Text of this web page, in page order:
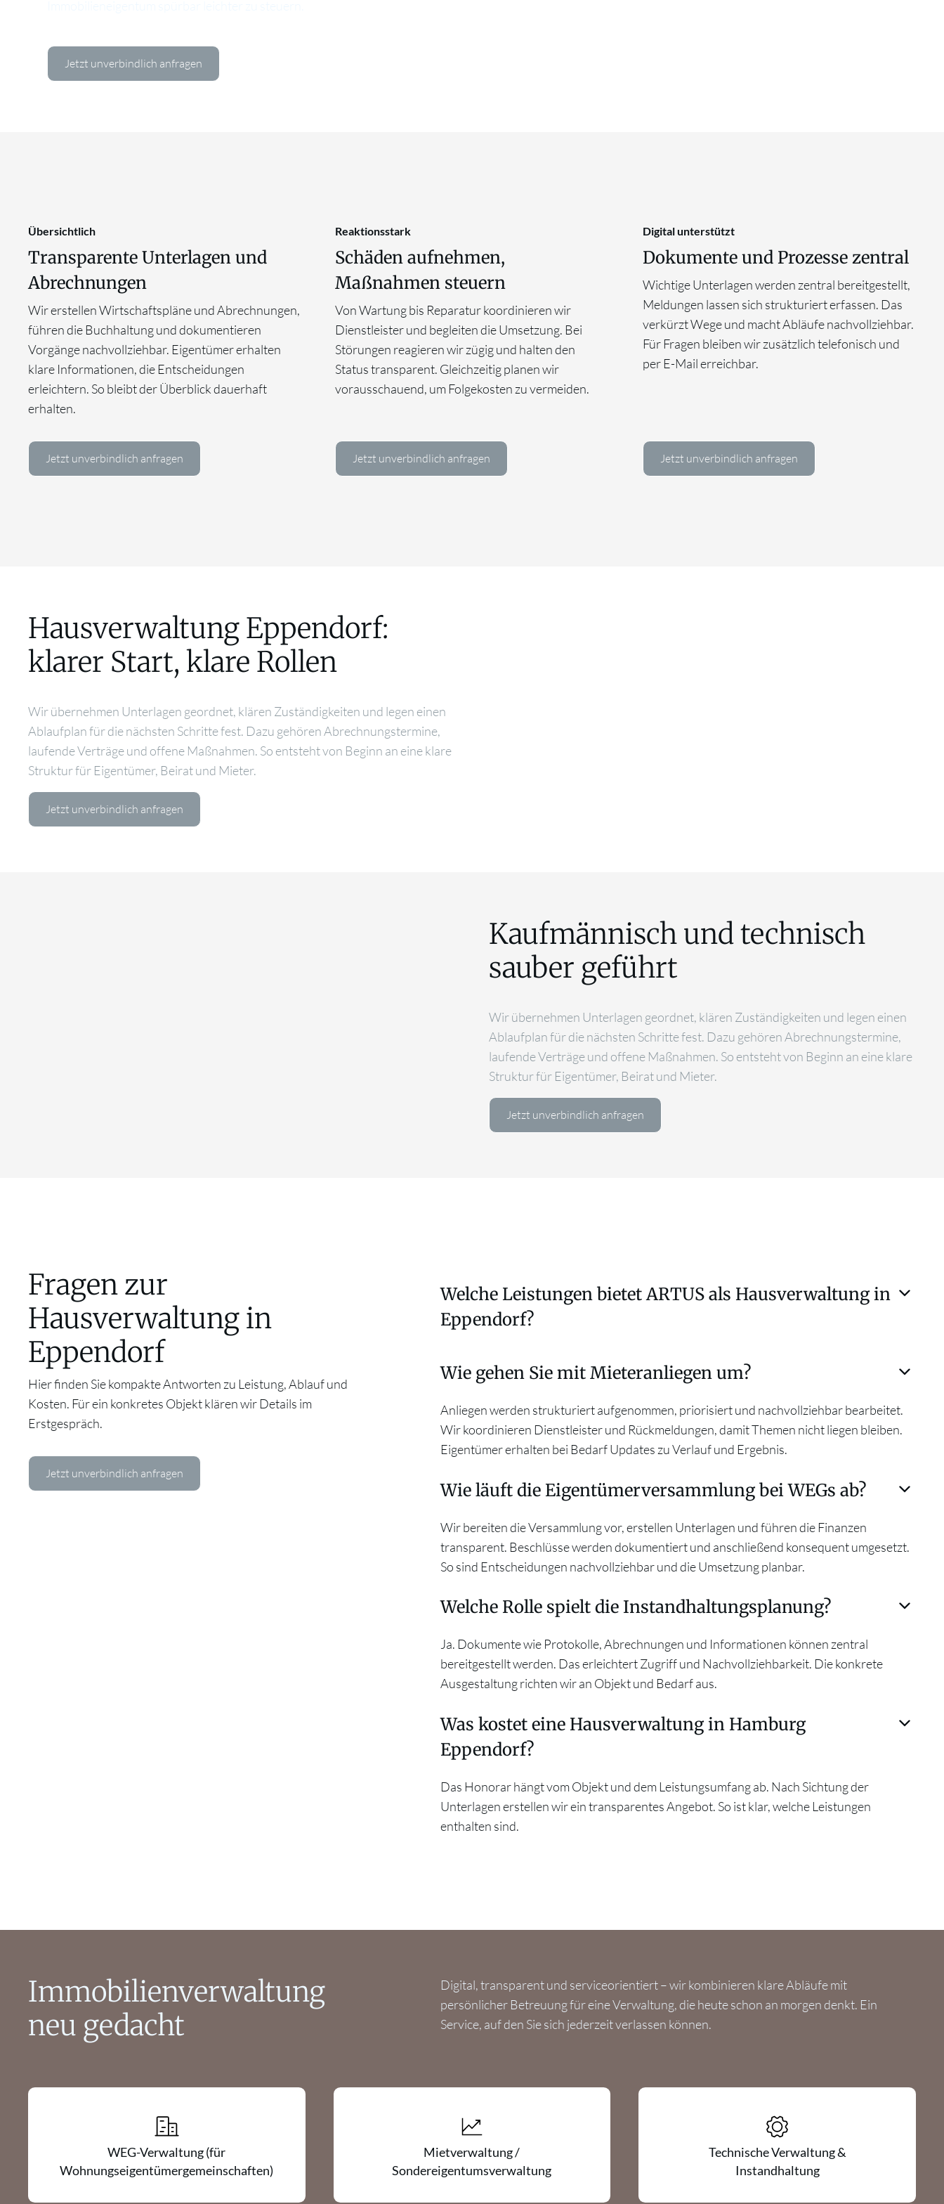
Jetzt unverbindlich anfragen
Übersichtlich
Transparente Unterlagen und
Abrechnungen
Wir erstellen Wirtschaftspläne und Abrechnungen,
führen die Buchhaltung und dokumentieren
Vorgänge nachvollziehbar. Eigentümer erhalten
klare Informationen, die Entscheidungen
erleichtern. So bleibt der Überblick dauerhaft
erhalten.
Jetzt unverbindlich anfragen
Reaktionsstark
Schäden aufnehmen,
Maßnahmen steuern
Von Wartung bis Reparatur koordinieren wir
Dienstleister und begleiten die Umsetzung. Bei
Störungen reagieren wir zügig und halten den
Status transparent. Gleichzeitig planen wir
vorausschauend, um Folgekosten zu vermeiden.
Jetzt unverbindlich anfragen
Digital unterstützt
Dokumente und Prozesse zentral
Wichtige Unterlagen werden zentral bereitgestellt,
Meldungen lassen sich strukturiert erfassen. Das
verkürzt Wege und macht Abläufe nachvollziehbar.
Für Fragen bleiben wir zusätzlich telefonisch und
per E-Mail erreichbar.
Jetzt unverbindlich anfragen
Hausverwaltung Eppendorf:
klarer Start, klare Rollen
Wir übernehmen Unterlagen geordnet, klären Zuständigkeiten und legen einen
Ablaufplan für die nächsten Schritte fest. Dazu gehören Abrechnungstermine,
laufende Verträge und offene Maßnahmen. So entsteht von Beginn an eine klare
Struktur für Eigentümer, Beirat und Mieter.
Jetzt unverbindlich anfragen
Kaufmännisch und technisch
sauber geführt
Wir übernehmen Unterlagen geordnet, klären Zuständigkeiten und legen einen
Ablaufplan für die nächsten Schritte fest. Dazu gehören Abrechnungstermine,
laufende Verträge und offene Maßnahmen. So entsteht von Beginn an eine klare
Struktur für Eigentümer, Beirat und Mieter.
Jetzt unverbindlich anfragen
Fragen zur
Hausverwaltung in
Eppendorf
Hier finden Sie kompakte Antworten zu Leistung, Ablauf und
Kosten. Für ein konkretes Objekt klären wir Details im
Erstgespräch.
Jetzt unverbindlich anfragen
Welche Leistungen bietet ARTUS als Hausverwaltung in
Eppendorf?
Sondereigentumsverwaltung. Dazu gehören kaufmännische Aufgaben wie Buchhaltung
Prozesse. Umfang und Zuständigkeiten werden transparent vereinbart.
Wie gehen Sie mit Mieteranliegen um?
Anliegen werden strukturiert aufgenommen, priorisiert und nachvollziehbar bearbeitet.
Wir koordinieren Dienstleister und Rückmeldungen, damit Themen nicht liegen bleiben.
Eigentümer erhalten bei Bedarf Updates zu Verlauf und Ergebnis.
Wie läuft die Eigentümerversammlung bei WEGs ab?
Wir bereiten die Versammlung vor, erstellen Unterlagen und führen die Finanzen
transparent. Beschlüsse werden dokumentiert und anschließend konsequent umgesetzt.
So sind Entscheidungen nachvollziehbar und die Umsetzung planbar.
Welche Rolle spielt die Instandhaltungsplanung?
Ja. Dokumente wie Protokolle, Abrechnungen und Informationen können zentral
bereitgestellt werden. Das erleichtert Zugriff und Nachvollziehbarkeit. Die konkrete
Ausgestaltung richten wir an Objekt und Bedarf aus.
Was kostet eine Hausverwaltung in Hamburg
Eppendorf?
Das Honorar hängt vom Objekt und dem Leistungsumfang ab. Nach Sichtung der
Unterlagen erstellen wir ein transparentes Angebot. So ist klar, welche Leistungen
enthalten sind.
Immobilienverwaltung
neu gedacht
Digital, transparent und serviceorientiert – wir kombinieren klare Abläufe mit
persönlicher Betreuung für eine Verwaltung, die heute schon an morgen denkt. Ein
Service, auf den Sie sich jederzeit verlassen können.
WEG-Verwaltung (für
Wohnungseigentümergemeinschaften)
Mietverwaltung /
Sondereigentumsverwaltung
Technische Verwaltung &
Instandhaltung